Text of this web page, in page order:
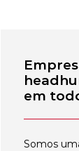
em
Somos